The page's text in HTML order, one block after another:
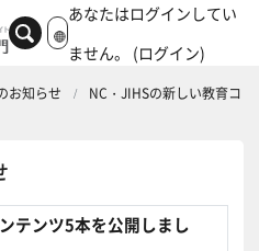
あなたはログインしてい
ません。 (ログイン)
お知らせ
NC・JIHSの新しい教育コ
テンツ5本を公開しまし